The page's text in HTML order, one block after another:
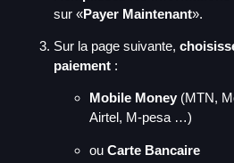
sur «Payer Maintenant».
Sur la page suivante,
paiement :
Mobile Money (MTN,
Airtel, M-pesa …)
ou Carte Bancaire